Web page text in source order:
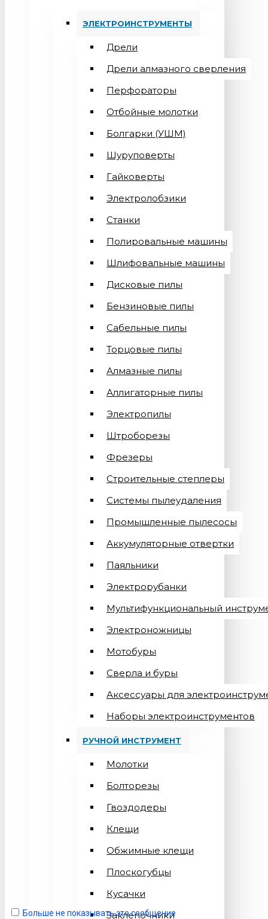
ЭЛЕКТРОИНСТРУМЕНТЫ
Дрели
Дрели алмазного сверления
Перфораторы
Отбойные молотки
Болгарки (УШМ)
Шуруповерты
Гайковерты
Электролобзики
Станки
Полировальные машины
Шлифовальные машины
Дисковые пилы
Бензиновые пилы
Сабельные пилы
Торцовые пилы
Алмазные пилы
Аллигаторные пилы
Электропилы
Штроборезы
Фрезеры
Строительные степлеры
Системы пылеудаления
Промышленные пылесосы
Аккумуляторные отвертки
Паяльники
Электрорубанки
Мультифункциональный
Электроножницы
Мотобуры
Сверла и буры
Аксессуары для
Наборы электроинструментов
РУЧНОЙ ИНСТРУМЕНТ
Молотки
Болторезы
Гвоздодеры
Клещи
Обжимные клещи
Плоскогубцы
Кусачки
Заклепочники
Больше не показывать это сообщение